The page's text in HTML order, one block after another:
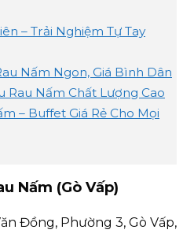
– Trải Nghiệm Tự Tay
Nấm Ngon, Giá Bình Dân
Rau Nấm Chất Lượng Cao
– Buffet Giá Rẻ Cho Mọi
Nấm (Gò Vấp)
Đồng, Phường 3, Gò Vấp,